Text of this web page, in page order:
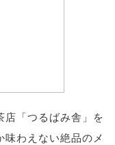
「つるばみ舎」を
わえない絶品のメ